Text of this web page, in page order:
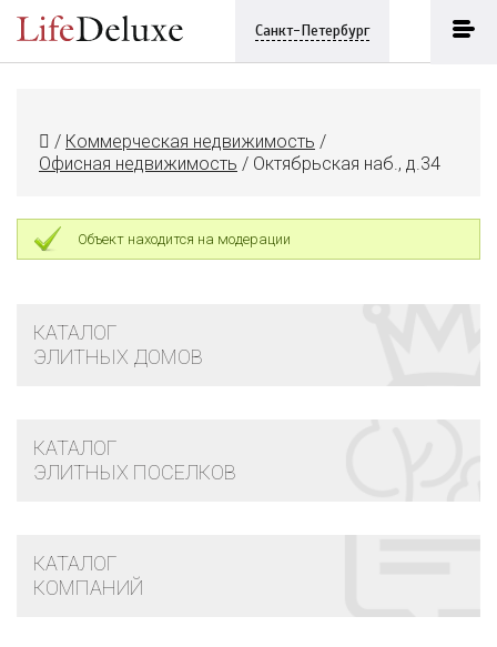
Санкт-Петербург
/ Коммерческая недвижимость /
Офисная недвижимость / Октябрьская наб., д.34
Объект находится на модерации
КАТАЛОГ
ЭЛИТНЫХ ДОМОВ
КАТАЛОГ
ЭЛИТНЫХ ПОСЕЛКОВ
КАТАЛОГ
КОМПАНИЙ